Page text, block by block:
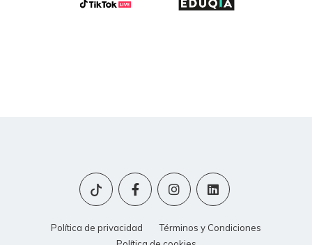
Política de privacidad
Términos y Condiciones